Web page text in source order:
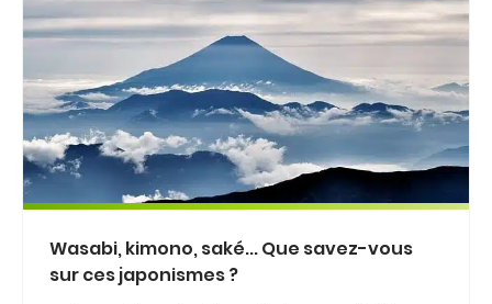
Wasabi, kimono, saké... Que savez-vous
sur ces japonismes ?